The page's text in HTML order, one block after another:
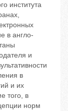
института
в англо-
и
в
и их
того, в
норм